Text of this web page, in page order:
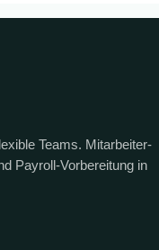
Teams. Mitarbeiter-
Payroll-Vorbereitung in